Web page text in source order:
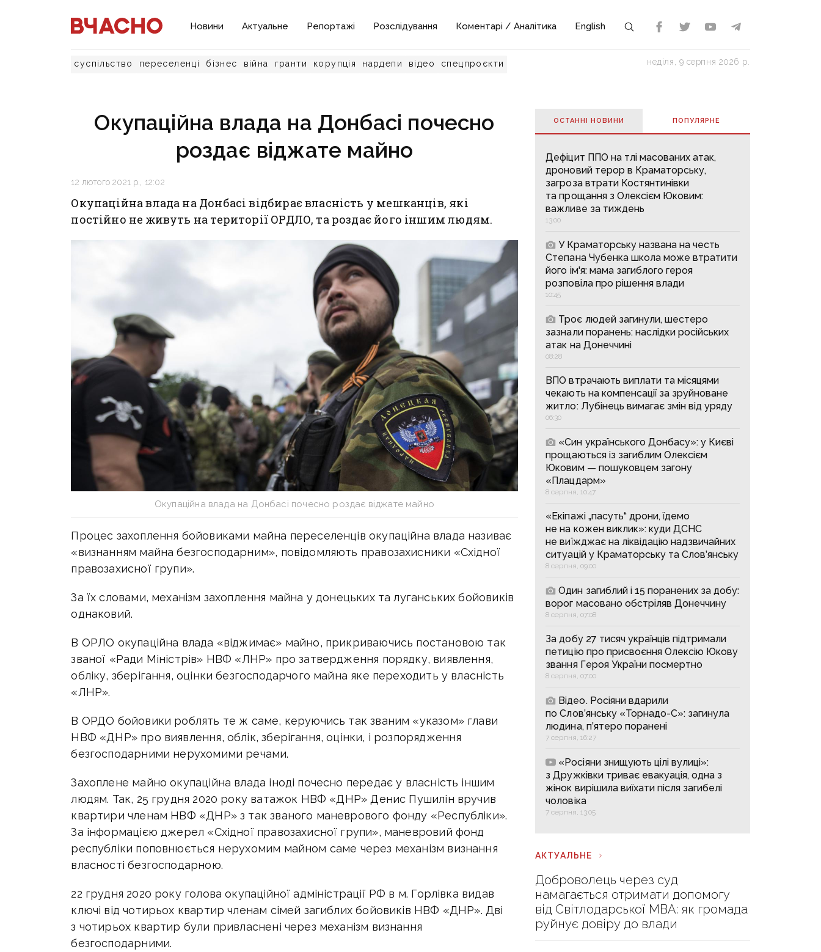
Новини Актуальне Репортажі Розслідування Коментарі / Аналітика English
суспільство переселенці бізнес війна гранти корупція нардепи відео спецпроєкти неділя, 9 серпня 2026 р.
Окупаційна влада на Донбасі почесно
роздає віджате майно
12 лютого 2021 р., 12:02
Окупаційна влада на Донбасі відбирає власність у мешканців, які
постійно не живуть на території ОРДЛО, та роздає його іншим людям.
Окупаційна влада на Донбасі почесно роздає віджате майно
Процес захоплення бойовиками майна переселенців окупаційна влада називає
«визнанням майна безгосподарним», повідомляють правозахисники «Східної
правозахисної групи».
За їх словами, механізм захоплення майна у донецьких та луганських бойовиків
однаковий.
В ОРЛО окупаційна влада «віджимає» майно, прикриваючись постановою так
званої «Ради Міністрів» НВФ «ЛНР» про затвердження порядку, виявлення,
обліку, зберігання, оцінки безгосподарчого майна яке переходить у власність
«ЛНР».
В ОРДО бойовики роблять те ж саме, керуючись так званим «указом» глави
НВФ «ДНР» про виявлення, облік, зберігання, оцінки, і розпорядження
безгосподарними нерухомими речами.
Захоплене майно окупаційна влада іноді почесно передає у власність іншим
людям. Так, 25 грудня 2020 року ватажок НВФ «ДНР» Денис Пушилін вручив
квартири членам НВФ «ДНР» з так званого маневрового фонду «Республіки».
За інформацією джерел «Східної правозахисної групи», маневровий фонд
республіки поповнюється нерухомим майном саме через механізм визнання
власності безгосподарною.
22 грудня 2020 року голова окупаційної адміністрації РФ в м. Горлівка видав
ключі від чотирьох квартир членам сімей загиблих бойовиків НВФ «ДНР». Дві
з чотирьох квартир були привласнені через механізм визнання
безгосподарними.
ОСТАННІ НОВИНИ ПОПУЛЯРНE
Дефіцит ППО на тлі масованих атак,
дроновий терор в Краматорську,
загроза втрати Костянтинівки
та прощання з Олексієм Юковим:
важливе за тиждень
13:00
У Краматорську названа на честь
Степана Чубенка школа може втратити
його ім'я: мама загиблого героя
розповіла про рішення влади
10:45
Троє людей загинули, шестеро
зазнали поранень: наслідки російських
атак на Донеччині
08:28
ВПО втрачають виплати та місяцями
чекають на компенсації за зруйноване
житло: Лубінець вимагає змін від уряду
06:30
«Син українського Донбасу»: у Києві
прощаються із загиблим Олексієм
Юковим — пошуковцем загону
«Плацдарм»
8 серпня, 10:47
«Екіпажі „пасуть“ дрони, їдемо
не на кожен виклик»: куди ДСНС
не виїжджає на ліквідацію надзвичайних
ситуацій у Краматорську та Слов’янську
8 серпня, 09:00
Один загиблий і 15 поранених за добу:
ворог масовано обстріляв Донеччину
8 серпня, 07:08
За добу 27 тисяч українців підтримали
петицію про присвоєння Олексію Юкову
звання Героя України посмертно
8 серпня, 07:00
Відео. Росіяни вдарили
по Слов’янську «Торнадо-С»: загинула
людина, п’ятеро поранені
7 серпня, 16:27
«Росіяни знищують цілі вулиці»:
з Дружківки триває евакуація, одна з
жінок вирішила виїхати після загибелі
чоловіка
7 серпня, 13:05
АКТУАЛЬНЕ
Доброволець через суд
намагається отримати допомогу
від Світлодарської МВА: як громада
руйнує довіру до влади